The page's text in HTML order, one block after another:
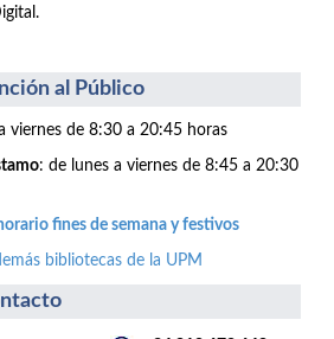
al Público
viernes de 8:30 a 20:45 horas
: de lunes a viernes de 8:45 a 20:30
fines de semana y festivos
bibliotecas de la UPM